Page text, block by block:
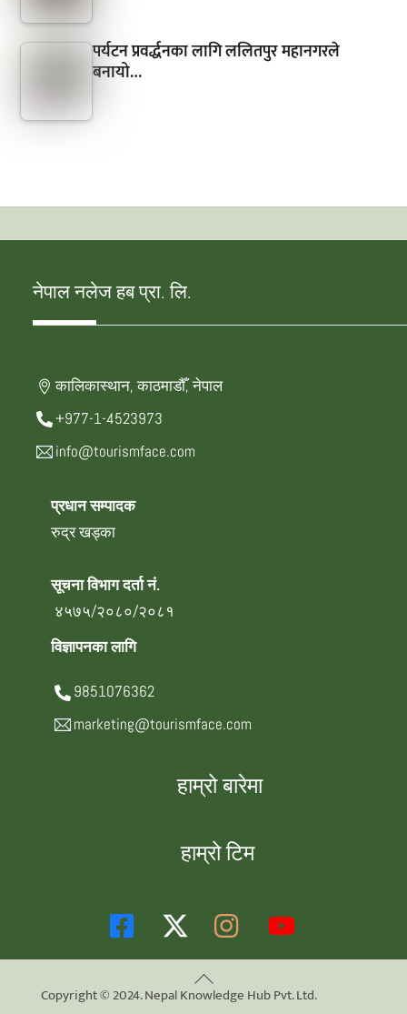
पर्यटन प्रवर्द्धनका लागि ललितपुर महानगरले
बनायो…
नेपाल नलेज हब प्रा. लि.
कालिकास्थान, काठमाडौँ, नेपाल
+977-1-4523973
info@tourismface.com
प्रधान सम्पादक
रुद्र खड्का
सूचना विभाग दर्ता नं.
४५७५/२०८०/२०८१
विज्ञापनका लागि
9851076362
marketing@tourismface.com
हाम्रो बारेमा
हाम्रो टिम
Back
To
Copyright © 2024. Nepal Knowledge Hub Pvt. Ltd.